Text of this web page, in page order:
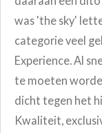
was 'the sky'
categorie veel
Experience. Al
te moeten
dicht tegen het
Kwaliteit,